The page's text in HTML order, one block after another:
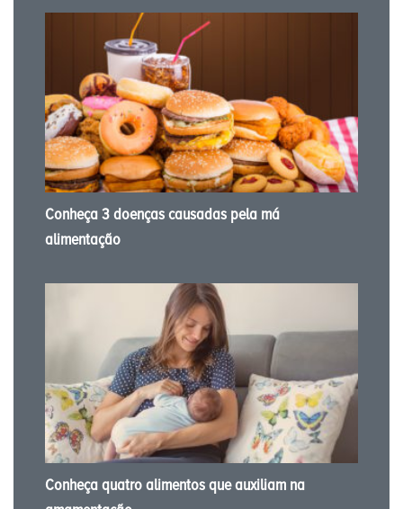
Conheça 3 doenças causadas pela má
alimentação
Conheça quatro alimentos que auxiliam na